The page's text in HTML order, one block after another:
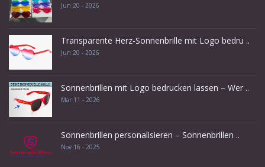
Jun 20 - 2026
Transparente Herz-Sonnenbrille mit Logo bedru ..
Jun 20 - 2026
Sonnenbrillen mit Logo bedrucken lassen – Wer ..
Mar 11 - 2026
Sonnenbrillen personalisieren – Sonnenbrillen ..
Nov 16 - 2025